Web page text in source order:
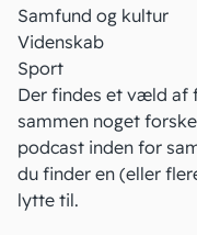
Samfund og kultur
Videnskab
Sport
Der findes et væld af
sammen noget
podcast inden for
du finder en (eller
lytte til.